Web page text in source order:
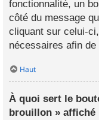
fonctionnalité, un
côté du message
cliquant sur celui-
nécessaires afin
Haut
À quoi sert le
brouillon » affiché